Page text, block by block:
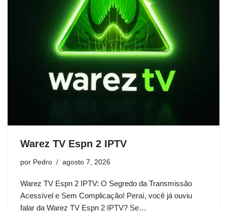
Warez TV Espn 2 IPTV
por Pedro agosto 7, 2026
Warez TV Espn 2 IPTV: O Segredo da Transmissão
Acessível e Sem Complicação! Peraí, você já ouviu
falar da Warez TV Espn 2 IPTV? Se…